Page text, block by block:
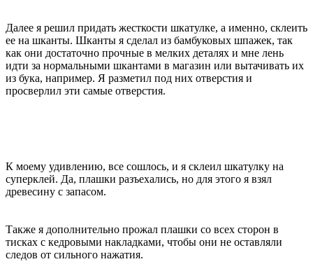
Далее я решил придать жесткости шкатулке, а именно, склеить
ее на шканты. Шканты я сделал из бамбуковых шпажек, так
как они достаточно прочные в мелких деталях и мне лень
идти за нормальными шкантами в магазин или вытачивать их
из бука, например. Я разметил под них отверстия и
просверлил эти самые отверстия.
К моему удивлению, все сошлось, и я склеил шкатулку на
суперклей. Да, плашки разъехались, но для этого я взял
древесину с запасом.
Также я дополнительно прожал плашки со всех сторон в
тисках с кедровыми накладками, чтобы они не оставляли
следов от сильного нажатия.